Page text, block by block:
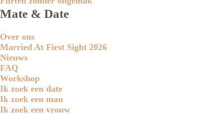
Mate & Date
Over ons
Married At First Sight 2026
Nieuws
FAQ
Workshop
Ik zoek een date
Ik zoek een man
Ik zoek een vrouw